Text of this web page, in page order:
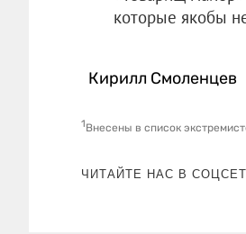
которые якобы
Кирилл Смоленцев
1Внесены в список
ЧИТАЙТЕ НАС В